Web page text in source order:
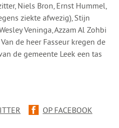
Niels Bron, Ernst Hummel,
ziekte afwezig), Stijn
Veninga, Azzam Al Zohbi
de heer Fasseur kregen de
de gemeente Leek een tas
OP FACEBOOK